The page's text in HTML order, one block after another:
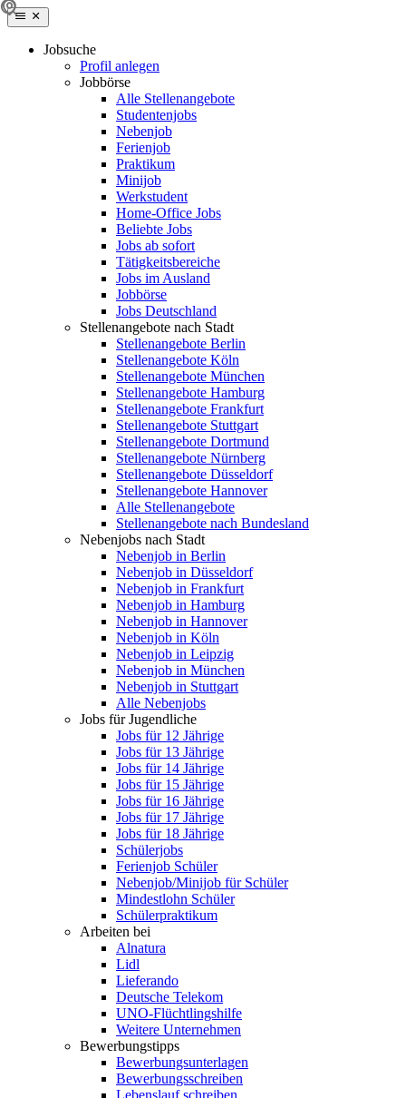
Jobsuche
Profil anlegen
Jobbörse
Alle Stellenangebote
Studentenjobs
Nebenjob
Ferienjob
Praktikum
Minijob
Werkstudent
Home-Office Jobs
Beliebte Jobs
Jobs ab sofort
Tätigkeitsbereiche
Jobs im Ausland
Jobbörse
Jobs Deutschland
Stellenangebote nach Stadt
Stellenangebote Berlin
Stellenangebote Köln
Stellenangebote München
Stellenangebote Hamburg
Stellenangebote Frankfurt
Stellenangebote Stuttgart
Stellenangebote Dortmund
Stellenangebote Nürnberg
Stellenangebote Düsseldorf
Stellenangebote Hannover
Alle Stellenangebote
Stellenangebote nach Bundesland
Nebenjobs nach Stadt
Nebenjob in Berlin
Nebenjob in Düsseldorf
Nebenjob in Frankfurt
Nebenjob in Hamburg
Nebenjob in Hannover
Nebenjob in Köln
Nebenjob in Leipzig
Nebenjob in München
Nebenjob in Stuttgart
Alle Nebenjobs
Jobs für Jugendliche
Jobs für 12 Jährige
Jobs für 13 Jährige
Jobs für 14 Jährige
Jobs für 15 Jährige
Jobs für 16 Jährige
Jobs für 17 Jährige
Jobs für 18 Jährige
Schülerjobs
Ferienjob Schüler
Nebenjob/Minijob für Schüler
Mindestlohn Schüler
Schülerpraktikum
Arbeiten bei
Alnatura
Lidl
Lieferando
Deutsche Telekom
UNO-Flüchtlingshilfe
Weitere Unternehmen
Bewerbungstipps
Bewerbungsunterlagen
Bewerbungsschreiben
Lebenslauf schreiben